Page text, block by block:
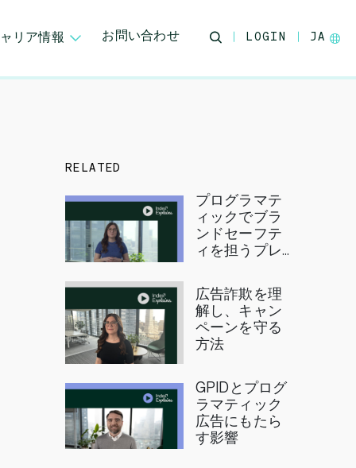
リア情報 お問い合わせ LOGIN JA
RELATED
プログラマテ
ィックでブラ
ンドセーフテ
ィを担うプレ
広告詐欺を理
解し、キャン
ペーンを守る
方法
GPIDとプログ
ラマティック
広告にもたら
す影響